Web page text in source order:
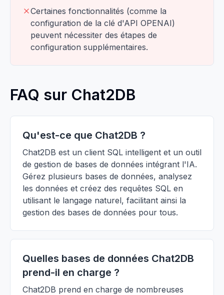
Certaines fonctionnalités (comme la
configuration de la clé d'API OPENAI)
peuvent nécessiter des étapes de
configuration supplémentaires.
FAQ sur Chat2DB
Qu'est-ce que Chat2DB ?
Chat2DB est un client SQL intelligent et un outil
de gestion de bases de données intégrant l'IA.
Gérez plusieurs bases de données, analysez
les données et créez des requêtes SQL en
utilisant le langage naturel, facilitant ainsi la
gestion des bases de données pour tous.
Quelles bases de données Chat2DB
prend-il en charge ?
Chat2DB prend en charge de nombreuses